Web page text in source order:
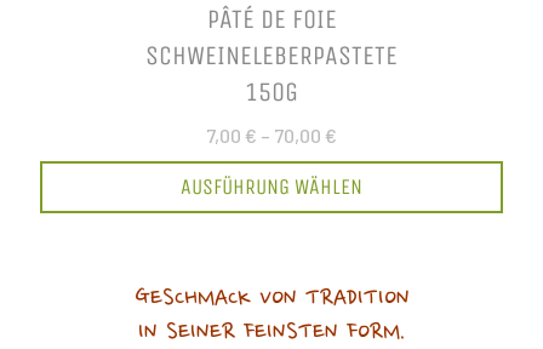
PÂTÉ DE FOIE
SCHWEINELEBERPASTETE
150G
7,00 € – 70,00 €
AUSFÜHRUNG WÄHLEN
GESCHMACK VON TRADITION
IN SEINER FEINSTEN FORM.